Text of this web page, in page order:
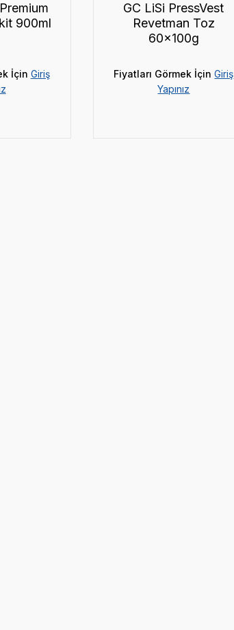
900ml
İçin Giriş
GC LiSi PressVest
Revetman Toz
60x100g
Fiyatları Görmek İçin Giriş
Yapınız